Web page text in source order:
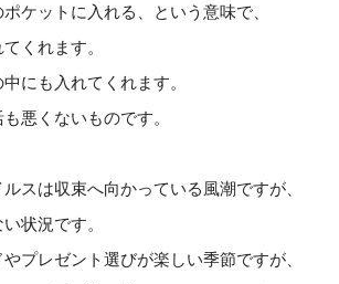
ケットに入れる、という意味で、
くれます。
にも入れてくれます。
悪くないものです。
スは収束へ向かっている風潮ですが、
状況です。
プレゼント選びが楽しい季節ですが、